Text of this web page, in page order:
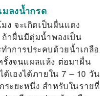
ลงน้ำกรด
ง จะเกิดเป็นผื่นแดง
าผื่นมีตุ่มน้ำพองเป็น
ำการประคบด้วยน้ำเกลือ
งจนแผลแห้ง ต่อมาผื่น
เองได้ภายใน 7 – 10 วัน
ระยะหนึ่ง สำหรับในรายที่